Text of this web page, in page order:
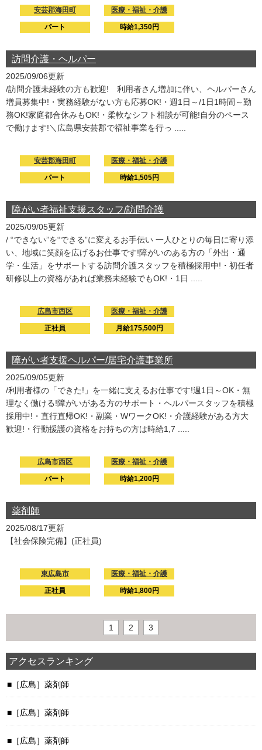
安芸郡海田町 医療・福祉・介護
パート 時給1,350円
訪問介護・ヘルパー
2025/09/06更新
/訪問介護未経験の方も歓迎! 利用者さん増加に伴い、ヘルパーさん
増員募集中!・実務経験がない方も応募OK!・週1日～/1日1時間～勤
務OK!家庭都合休みもOK!・柔軟なシフト相談が可能!自分のペース
で働けます!＼広島県安芸郡で福祉事業を行っ .....
安芸郡海田町 医療・福祉・介護
パート 時給1,505円
障がい者福祉支援スタッフ/訪問介護
2025/09/05更新
/ “できない”を“できる”に変えるお手伝い 一人ひとりの毎日に寄り添
い、地域に笑顔を広げるお仕事です!障がいのある方の「外出・通
学・生活」をサポートする訪問介護スタッフを積極採用中!・初任者
研修以上の資格があれば業務未経験でもOK!・1日 .....
広島市西区 医療・福祉・介護
正社員 月給175,500円
障がい者支援ヘルパー/居宅介護事業所
2025/09/05更新
/利用者様の「できた!」を一緒に支えるお仕事です!週1日～OK・無
理なく働ける!障がいがある方のサポート・ヘルパースタッフを積極
採用中!・直行直帰OK!・副業・WワークOK!・介護経験がある方大
歓迎!・行動援護の資格をお持ちの方は時給1,7 .....
広島市西区 医療・福祉・介護
パート 時給1,200円
薬剤師
2025/08/17更新
【社会保険完備】(正社員)
東広島市 医療・福祉・介護
正社員 時給1,800円
1 2 3
アクセスランキング
［広島］薬剤師
［広島］薬剤師
［広島］薬剤師